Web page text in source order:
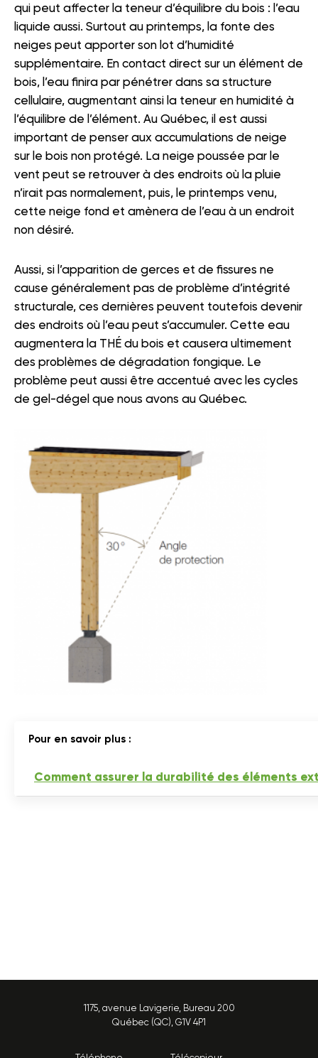
qui peut affecter la teneur d’équilibre du bois : l’eau
liquide aussi. Surtout au printemps, la fonte des
neiges peut apporter son lot d’humidité
supplémentaire. En contact direct sur un élément de
bois, l’eau finira par pénétrer dans sa structure
cellulaire, augmentant ainsi la teneur en humidité à
l’équilibre de l’élément. Au Québec, il est aussi
important de penser aux accumulations de neige
sur le bois non protégé. La neige poussée par le
vent peut se retrouver à des endroits où la pluie
n’irait pas normalement, puis, le printemps venu,
cette neige fond et amènera de l’eau à un endroit
non désiré.
Aussi, si l’apparition de gerces et de fissures ne
cause généralement pas de problème d’intégrité
structurale, ces dernières peuvent toutefois devenir
des endroits où l’eau peut s’accumuler. Cette eau
augmentera la THÉ du bois et causera ultimement
des problèmes de dégradation fongique. Le
problème peut aussi être accentué avec les cycles
de gel-dégel que nous avons au Québec.
Pour en savoir plus :
Comment assurer la durabilité des éléments
1175, avenue Lavigerie, Bureau 200
Québec (QC), G1V 4P1